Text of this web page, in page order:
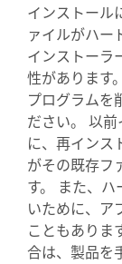
インストール
ァイルがハー
インストーラ
性があります
プログラムを
ださい。 以
に、再インス
がその既存フ
す。 また、
いために、ア
こともありま
合は、製品を